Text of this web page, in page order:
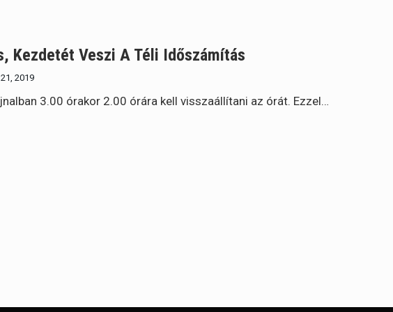
Kezdetét Veszi A Téli Időszámítás
2019
3.00 órakor 2.00 órára kell visszaállítani az órát. Ezzel…